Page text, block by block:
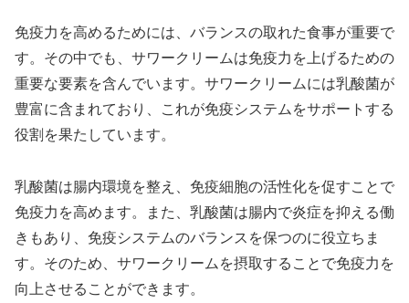
免疫力を高めるためには、バランスの取れた食事が重要で
す。その中でも、サワークリームは免疫力を上げるための
重要な要素を含んでいます。サワークリームには乳酸菌が
豊富に含まれており、これが免疫システムをサポートする
役割を果たしています。
乳酸菌は腸内環境を整え、免疫細胞の活性化を促すことで
免疫力を高めます。また、乳酸菌は腸内で炎症を抑える働
きもあり、免疫システムのバランスを保つのに役立ちま
す。そのため、サワークリームを摂取することで免疫力を
向上させることができます。